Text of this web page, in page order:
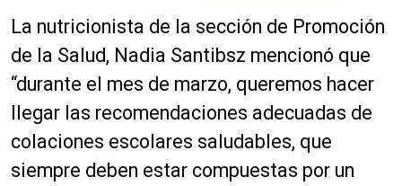
La nutricionista de la sección de Promoción
de la Salud, Nadia Santibsz mencionó que
“durante el mes de marzo, queremos hacer
llegar las recomendaciones adecuadas de
colaciones escolares saludables, que
siempre deben estar compuestas por un